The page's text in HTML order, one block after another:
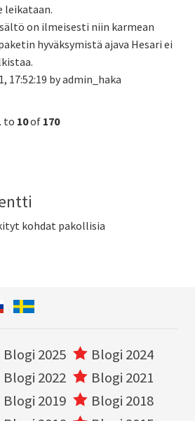
leikataan.
on ilmeisesti niin karmean
hyväksymistä ajava Hesari ei
17:52:19 by admin_haka
to 10of 170
kohdat pakollisia
Blogi 2025
Blogi 2024
Blogi 2022
Blogi 2021
Blogi 2019
Blogi 2018